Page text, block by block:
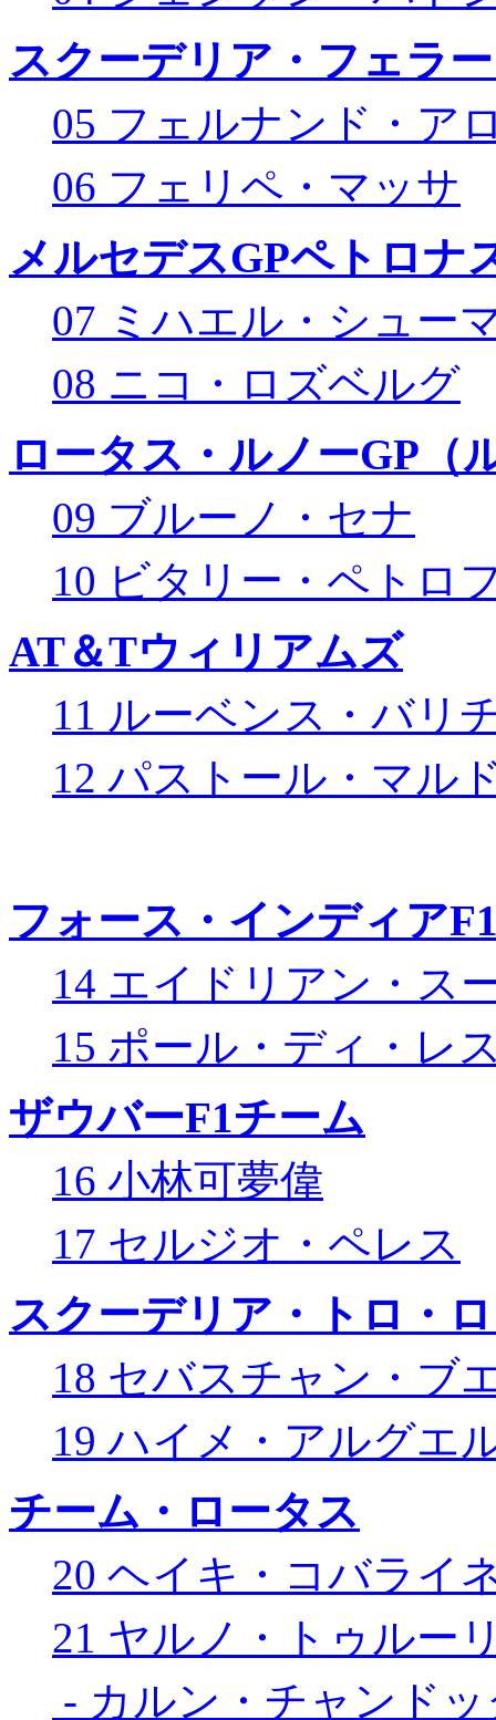
スクーデリア・フェラ
05 フェルナンド・ア
06 フェリペ・マッサ
メルセデスGPペトロナ
07 ミハエル・シュー
08 ニコ・ロズベルグ
ロータス・ルノーGP（
09 ブルーノ・セナ
10 ビタリー・ペトロ
AT＆Tウィリアムズ
11 ルーベンス・バリ
12 パストール・マル
フォース・インディア
14 エイドリアン・ス
15 ポール・ディ・レ
ザウバーF1チーム
16 小林可夢偉
17 セルジオ・ペレス
スクーデリア・トロ・
18 セバスチャン・ブ
19 ハイメ・アルグエ
チーム・ロータス
20 ヘイキ・コバライ
21 ヤルノ・トゥルー
- カルン・チャンドッ